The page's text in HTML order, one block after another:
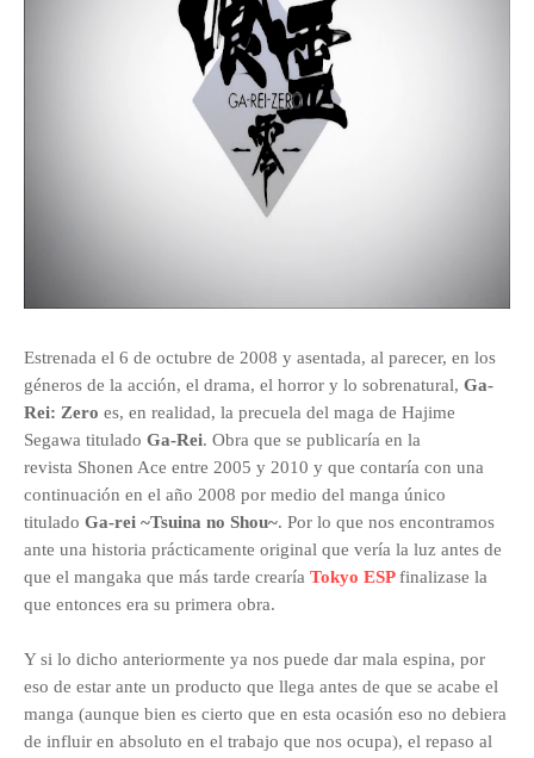
Estrenada el 6 de octubre de 2008 y asentada, al parecer, en los
géneros de la acción, el drama, el horror y lo sobrenatural, Ga-
Rei: Zero es, en realidad, la precuela del maga de Hajime
Segawa titulado Ga-Rei. Obra que se publicaría en la
revista Shonen Ace entre 2005 y 2010 y que contaría con una
continuación en el año 2008 por medio del manga único
titulado Ga-rei ~Tsuina no Shou~. Por lo que nos encontramos
ante una historia prácticamente original que vería la luz antes de
que el mangaka que más tarde crearía Tokyo ESP finalizase la
que entonces era su primera obra.
Y si lo dicho anteriormente ya nos puede dar mala espina, por
eso de estar ante un producto que llega antes de que se acabe el
manga (aunque bien es cierto que en esta ocasión eso no debiera
de influir en absoluto en el trabajo que nos ocupa), el repaso al